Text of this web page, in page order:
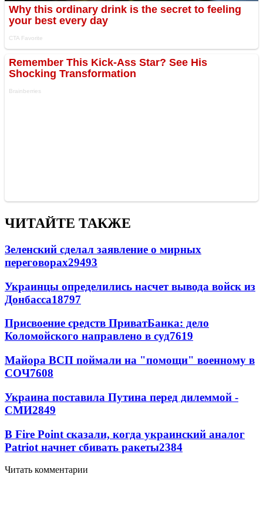
ЧИТАЙТЕ ТАКЖЕ
Зеленский сделал заявление о мирных
переговорах29493
Украинцы определились насчет вывода войск из
Донбасса18797
Присвоение средств ПриватБанка: дело
Коломойского направлено в суд7619
Майора ВСП поймали на "помощи" военному в
СОЧ7608
Украина поставила Путина перед дилеммой -
СМИ2849
В Fire Point сказали, когда украинский аналог
Patriot начнет сбивать ракеты2384
Читать комментарии